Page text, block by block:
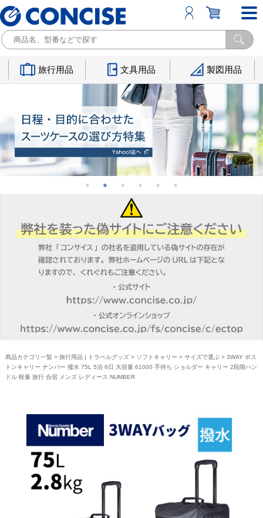
旅行用品 文具用品 製図用品
商品カテゴリ一覧 > 旅行用品 | トラベルグッズ> ソフトキャリー > サイズで選ぶ > 3WAY ボス
トンキャリー ナンバー 撥水 75L 5泊 6日 大容量 61000 手持ち ショルダー キャリー 2段階ハン
ドル 軽量 旅行 合宿 メンズ レディース NUMBER